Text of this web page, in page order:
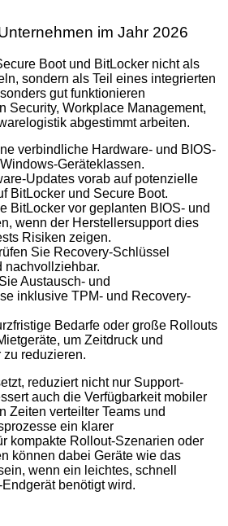
im Jahr 2026
Boot und BitLocker nicht als
sondern als Teil eines integrierten
gut funktionieren
Security, Workplace Management,
abgestimmt arbeiten.
verbindliche Hardware- und BIOS-
Geräteklassen.
Updates vorab auf potenzielle
BitLocker und Secure Boot.
BitLocker vor geplanten BIOS- und
wenn der Herstellersupport dies
Risiken zeigen.
Sie Recovery-Schlüssel
nachvollziehbar.
Austausch- und
inklusive TPM- und Recovery-
Bedarfe oder große Rollouts
um Zeitdruck und
reduzieren.
reduziert nicht nur Support-
auch die Verfügbarkeit mobiler
Zeiten verteilter Teams und
ein klarer
kompakte Rollout-Szenarien oder
können dabei Geräte wie das
wenn ein leichtes, schnell
benötigt wird.